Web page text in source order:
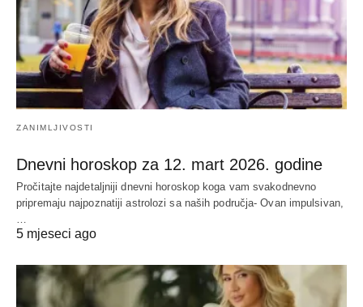
ZANIMLJIVOSTI
Dnevni horoskop za 12. mart 2026. godine
Pročitajte najdetaljniji dnevni horoskop koga vam svakodnevno
pripremaju najpoznatiji astrolozi sa naših područja- Ovan impulsivan,
…
5 mjeseci ago